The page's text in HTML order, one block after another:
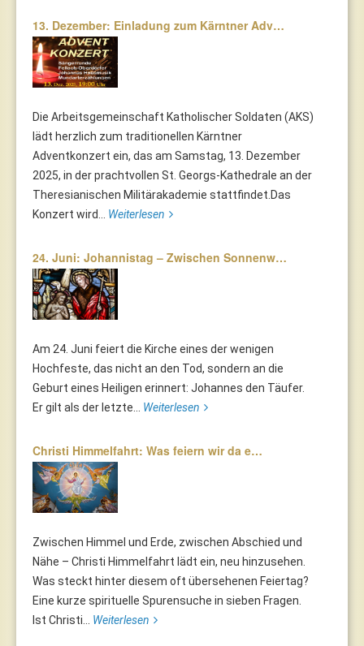
13. Dezember: Einladung zum Kärntner Adv…
Die Arbeitsgemeinschaft Katholischer Soldaten (AKS)
lädt herzlich zum traditionellen Kärntner
Adventkonzert ein, das am Samstag, 13. Dezember
2025, in der prachtvollen St. Georgs-Kathedrale an der
Theresianischen Militärakademie stattfindet.Das
Konzert wird... Weiterlesen
24. Juni: Johannistag – Zwischen Sonnenw…
Am 24. Juni feiert die Kirche eines der wenigen
Hochfeste, das nicht an den Tod, sondern an die
Geburt eines Heiligen erinnert: Johannes den Täufer.
Er gilt als der letzte... Weiterlesen
Christi Himmelfahrt: Was feiern wir da e…
Zwischen Himmel und Erde, zwischen Abschied und
Nähe – Christi Himmelfahrt lädt ein, neu hinzusehen.
Was steckt hinter diesem oft übersehenen Feiertag?
Eine kurze spirituelle Spurensuche in sieben Fragen.
Ist Christi... Weiterlesen